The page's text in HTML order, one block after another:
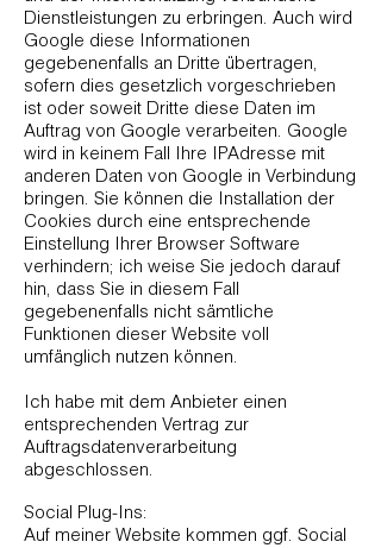
Dienstleistungen zu erbringen. Auch wird
Google diese Informationen
gegebenenfalls an Dritte übertragen,
sofern dies gesetzlich vorgeschrieben
ist oder soweit Dritte diese Daten im
Auftrag von Google verarbeiten. Google
wird in keinem Fall Ihre IPAdresse mit
anderen Daten von Google in Verbindung
bringen. Sie können die Installation der
Cookies durch eine entsprechende
Einstellung Ihrer Browser Software
verhindern; ich weise Sie jedoch darauf
hin, dass Sie in diesem Fall
gegebenenfalls nicht sämtliche
Funktionen dieser Website voll
umfänglich nutzen können.
Ich habe mit dem Anbieter einen
entsprechenden Vertrag zur
Auftragsdatenverarbeitung
abgeschlossen.
Social Plug-Ins:
Auf meiner Website kommen ggf. Social